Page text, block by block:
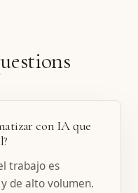
con IA que
trabajo es
de alto volumen.